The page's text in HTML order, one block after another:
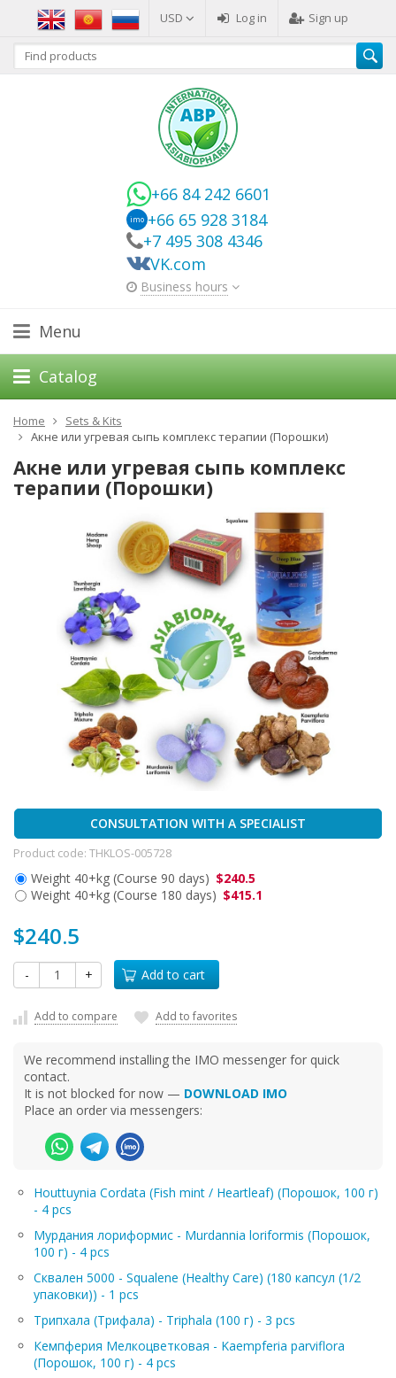
USD Log in Sign up
+66 84 242 6601
imo +66 65 928 3184
+7 495 308 4346
VK.com
Business hours
Menu
Catalog
Home
Sets & Kits
Акне или угревая сыпь комплекс терапии (Порошки)
Акне или угревая сыпь комплекс
терапии (Порошки)
CONSULTATION WITH A SPECIALIST
Product code: THKLOS-005728
Weight 40+kg (Course 90 days) $240.5
Weight 40+kg (Course 180 days) $415.1
$240.5
- + Add to cart
Add to compare Add to favorites
We recommend installing the IMO messenger for quick
contact.
It is not blocked for now — DOWNLOAD IMO
Place an order via messengers:
Houttuynia Cordata (Fish mint / Heartleaf) (Порошок, 100 г)
- 4 pcs
Мурдания лориформис - Мurdannia loriformis (Порошок,
100 г) - 4 pcs
Сквален 5000 - Squalene (Healthy Care) (180 капсул (1/2
упаковки)) - 1 pcs
Трипхала (Трифала) - Triphala (100 г) - 3 pcs
Кемпферия Мелкоцветковая - Kaempferia parviflora
(Порошок, 100 г) - 4 pcs